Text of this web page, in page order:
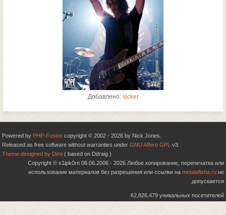
Добавлено: sicker
Powered by PHP-Fusion copyright © 2002 - 2026 by Nick Jones.
Released as free software without warranties under GNU Affero GPL v3.
Theme designed by Dimi ( based on Ddraig )
Copyright © s1ipk0rn 06.06.2006 - 2026 Любое копирование, перепечатка или
использование материалов без разрешения или ссылки на metalafisha.ru не
допускается
62,826,479 уникальных посетителей